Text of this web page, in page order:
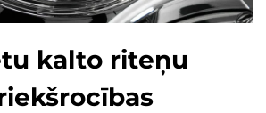
kalto riteņu